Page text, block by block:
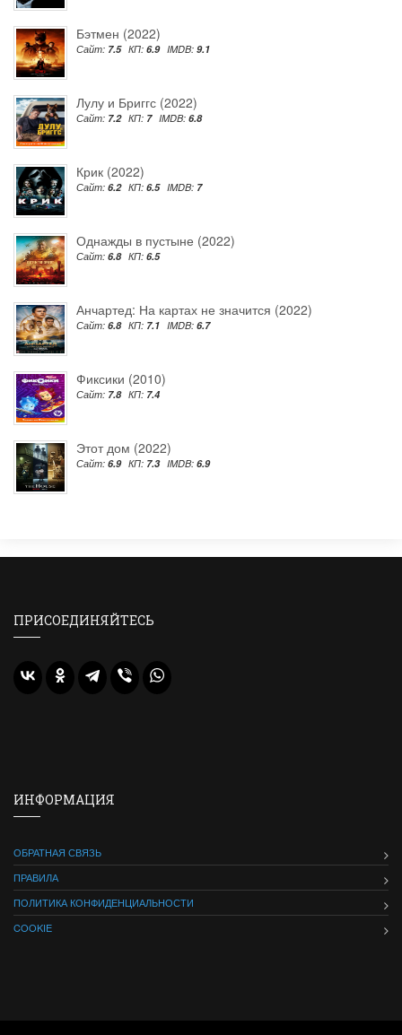
Бэтмен (2022)
Сайт: 7.5 КП: 6.9 IMDB: 9.1
Лулу и Бриггс (2022)
Сайт: 7.2 КП: 7 IMDB: 6.8
Крик (2022)
Сайт: 6.2 КП: 6.5 IMDB: 7
Однажды в пустыне (2022)
Сайт: 6.8 КП: 6.5
Анчартед: На картах не значится (2022)
Сайт: 6.8 КП: 7.1 IMDB: 6.7
Фиксики (2010)
Сайт: 7.8 КП: 7.4
Этот дом (2022)
Сайт: 6.9 КП: 7.3 IMDB: 6.9
ПРИСОЕДИНЯЙТЕСЬ
ИНФОРМАЦИЯ
ОБРАТНАЯ СВЯЗЬ
ПРАВИЛА
ПОЛИТИКА КОНФИДЕНЦИАЛЬНОСТИ
COOKIE